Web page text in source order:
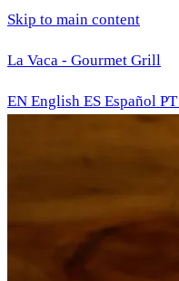
Skip to main content
La Vaca - Gourmet Grill
EN English ES Español PT